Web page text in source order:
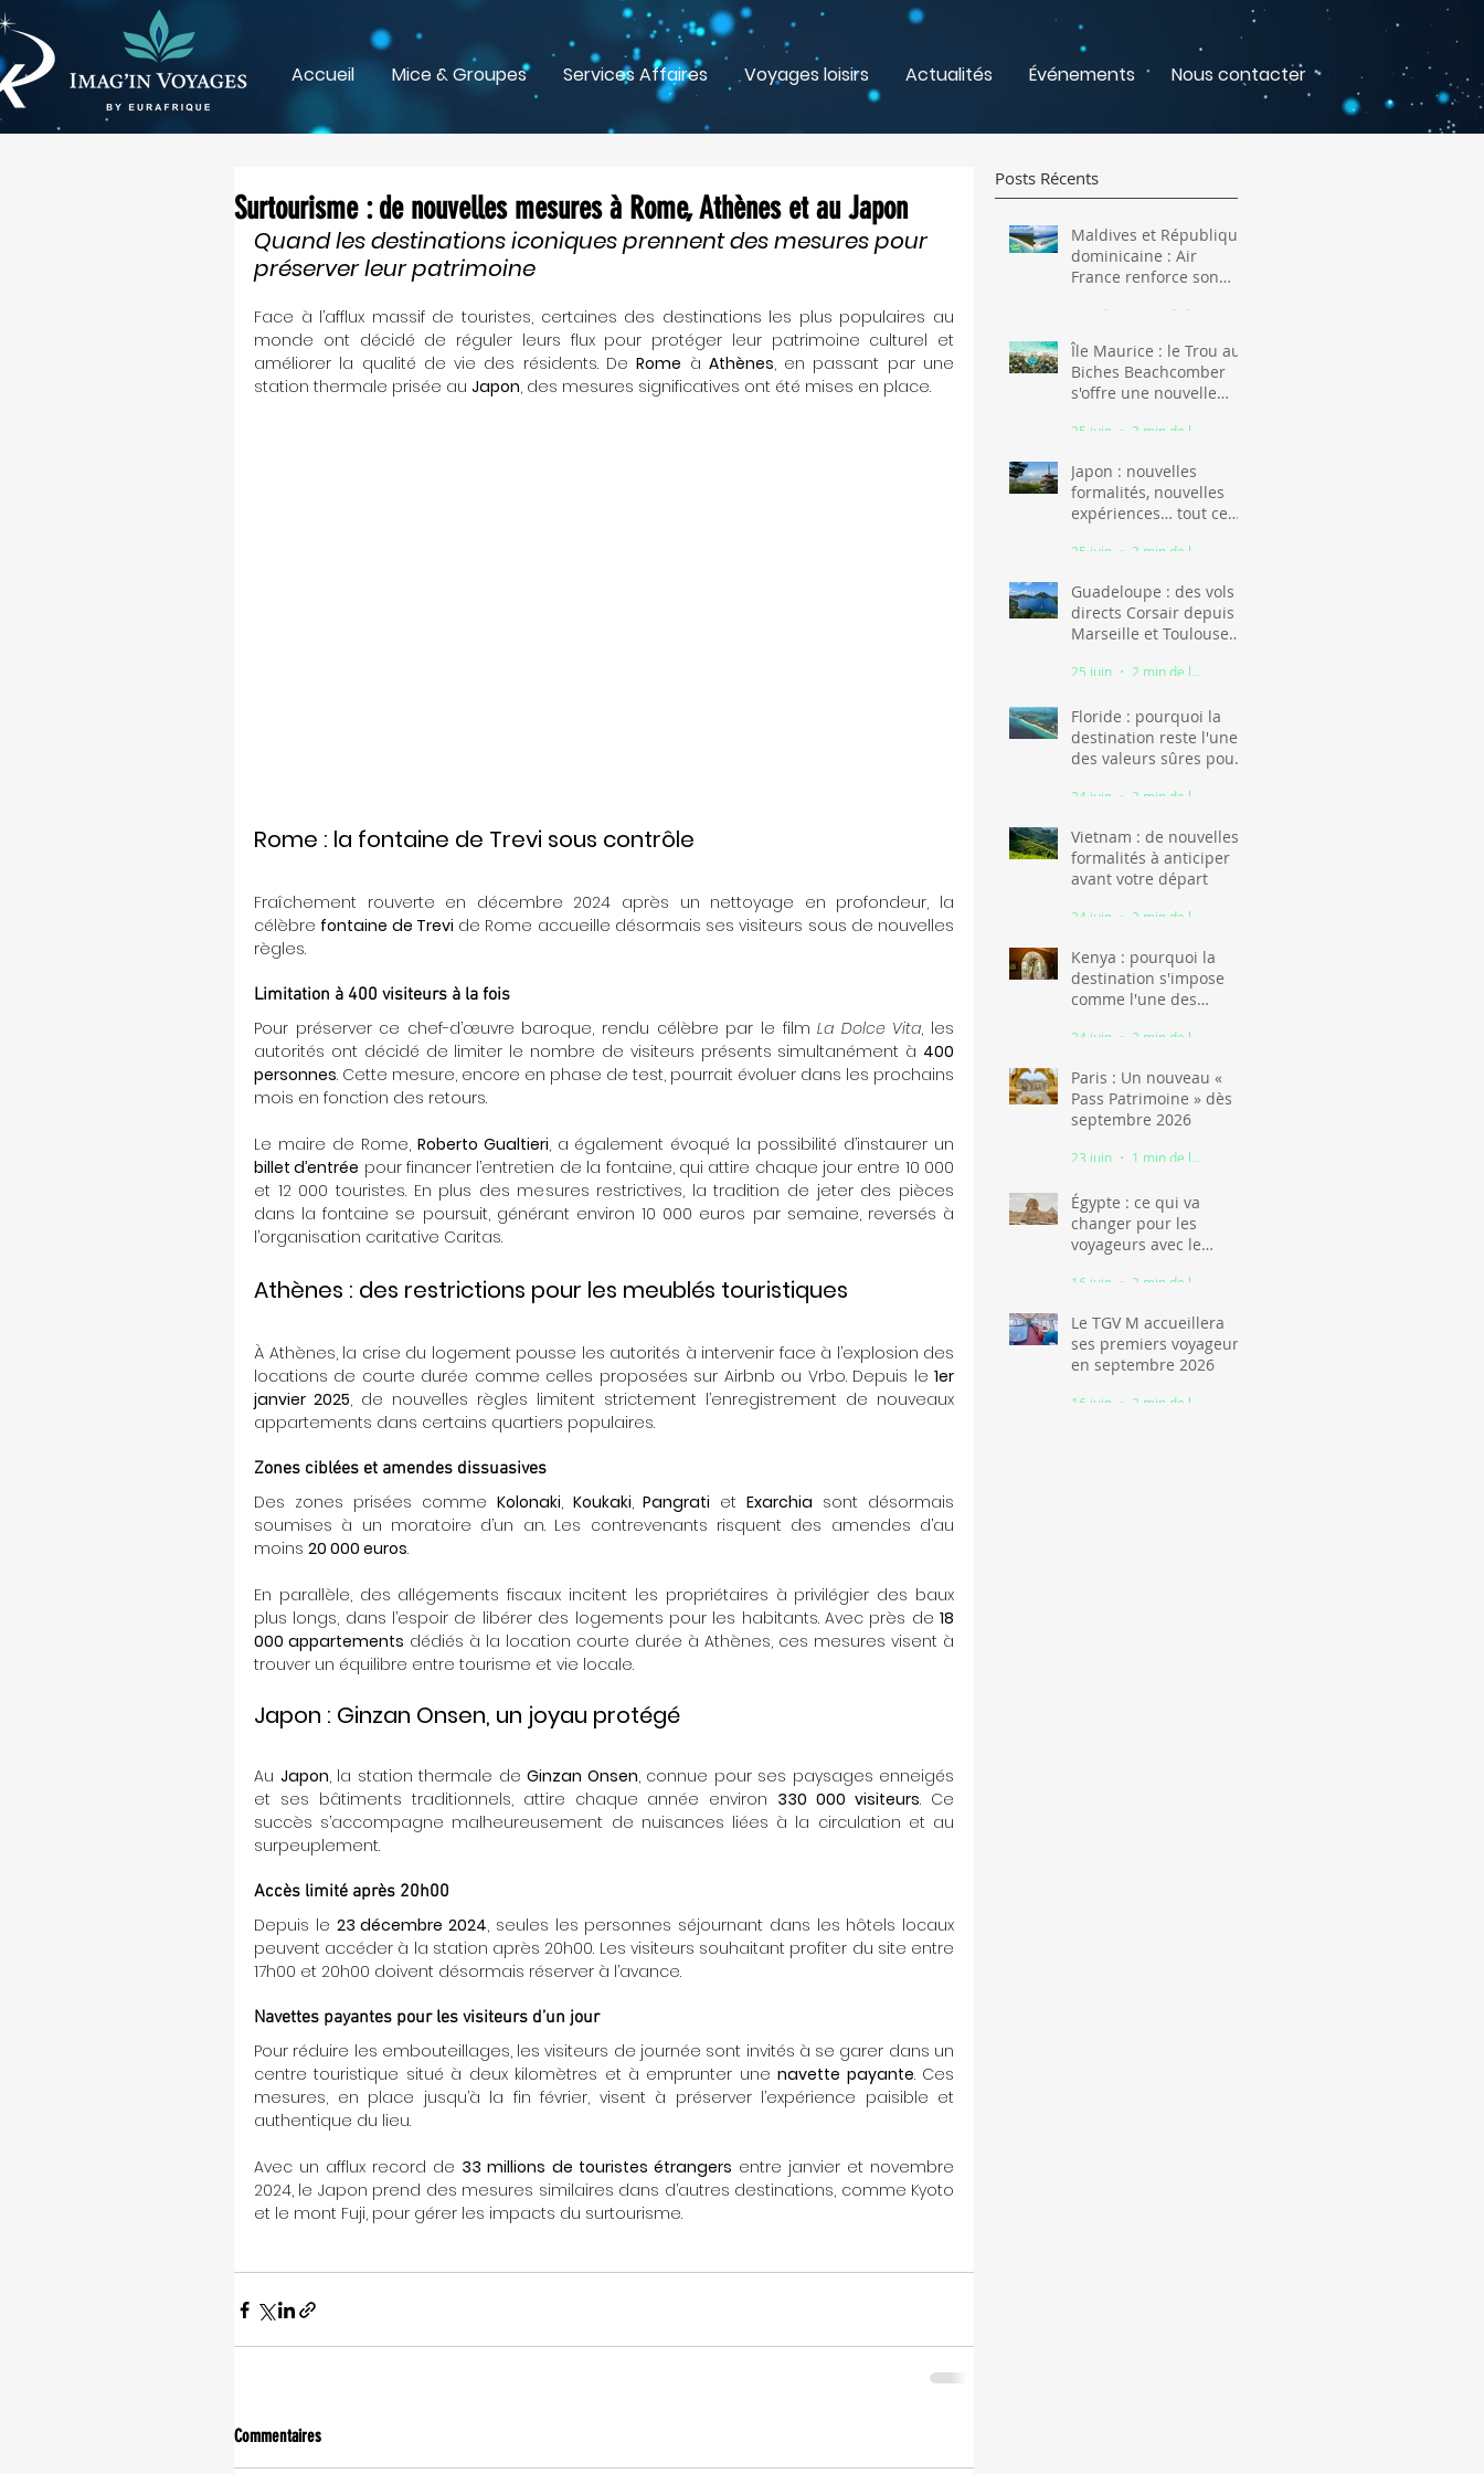
Accueil Mice & Groupes Services Affaires Voyages loisirs Actualités Événements Nous contacter
Surtourisme : de nouvelles mesures à Rome, Athènes et au Japon
Quand les destinations iconiques prennent des mesures pour
préserver leur patrimoine
Face à l’afflux massif de touristes, certaines des destinations les plus populaires au
monde ont décidé de réguler leurs flux pour protéger leur patrimoine culturel et
améliorer la qualité de vie des résidents. De Rome à Athènes, en passant par une
station thermale prisée au Japon, des mesures significatives ont été mises en place.
Rome : la fontaine de Trevi sous contrôle
Fraîchement rouverte en décembre 2024 après un nettoyage en profondeur, la
célèbre fontaine de Trevi de Rome accueille désormais ses visiteurs sous de nouvelles
règles.
Limitation à 400 visiteurs à la fois
Pour préserver ce chef-d’œuvre baroque, rendu célèbre par le film La Dolce Vita, les
autorités ont décidé de limiter le nombre de visiteurs présents simultanément à 400
personnes. Cette mesure, encore en phase de test, pourrait évoluer dans les prochains
mois en fonction des retours.
Le maire de Rome, Roberto Gualtieri
billet d’entrée pour financer l’entretien de la fontaine, qui attire chaque jour entre 10 000
et 12 000 touristes. En plus des mesures restrictives, la tradition de jeter des pièces
dans la fontaine se poursuit, générant environ 10 000 euros par semaine, reversés à
l’organisation caritative Caritas.
Athènes : des restrictions pour les meublés touristiques
À Athènes, la crise du logement pousse les autorités à intervenir face à l’explosion des
locations de courte durée comme celles proposées sur Airbnb ou Vrbo. Depuis le 1er
janvier 2025, de nouvelles règles limitent strictement l’enregistrement de nouveaux
appartements dans certains quartiers populaires.
Zones ciblées et amendes dissuasives
Des zones prisées comme Kolonaki, Koukaki, Pangrati et Exarchia sont désormais
soumises à un moratoire d’un an. Les contrevenants risquent des amendes d’au
moins 20 000 euros.
En parallèle, des allégements fiscaux incitent les propriétaires à privilégier des baux
plus longs, dans l’espoir de libérer des logements pour les habitants. Avec près de 18
000 appartements dédiés à la location courte durée à Athènes, ces mesures visent à
trouver un équilibre entre tourisme et vie locale.
Japon : Ginzan Onsen, un joyau protégé
Au Japon, la station thermale de Ginzan Onsen, connue pour ses paysages enneigés
et ses bâtiments traditionnels, attire chaque année environ 330 000 visiteurs. Ce
succès s’accompagne malheureusement de nuisances liées à la circulation et au
surpeuplement.
Accès limité après 20h00
Depuis le 23 décembre 2024, seules les personnes séjournant dans les hôtels locaux
peuvent accéder à la station après 20h00. Les visiteurs souhaitant profiter du site entre
17h00 et 20h00 doivent désormais réserver à l’avance.
Navettes payantes pour les visiteurs d’un jour
Pour réduire les embouteillages, les visiteurs de journée sont invités à se garer dans un
centre touristique situé à deux kilomètres et à emprunter une navette payante. Ces
mesures, en place jusqu’à la fin février, visent à préserver l’expérience paisible et
authentique du lieu.
Avec un afflux record de 33 millions de touristes étrangers entre janvier et novembre
2024, le Japon prend des mesures similaires dans d’autres destinations, comme Kyoto
et le mont Fuji, pour gérer les impacts du surtourisme.
Commentaires
Posts Récents
Maldives et République
dominicaine : Air
France renforce son
16 juil.
Île Maurice : le Trou aux
Biches Beachcomber
s'offre une nouvelle
25 juin
Japon : nouvelles
formalités, nouvelles
expériences… tout ce
25 juin
Guadeloupe : des vols
directs Corsair depuis
Marseille et Toulouse
25 juin 2 min de lecture
Floride : pourquoi la
destination reste l'une
des valeurs sûres pour
24 juin
Vietnam : de nouvelles
formalités à anticiper
avant votre départ
24 juin
Kenya : pourquoi la
destination s'impose
comme l'une des
tourisme africain
24 juin
Paris : Un nouveau «
Pass Patrimoine » dès
septembre 2026
23 juin 1 min de lecture
Égypte : ce qui va
changer pour les
voyageurs avec le
numérique
16 juin
Le TGV M accueillera
ses premiers voyageurs
en septembre 2026
16 juin